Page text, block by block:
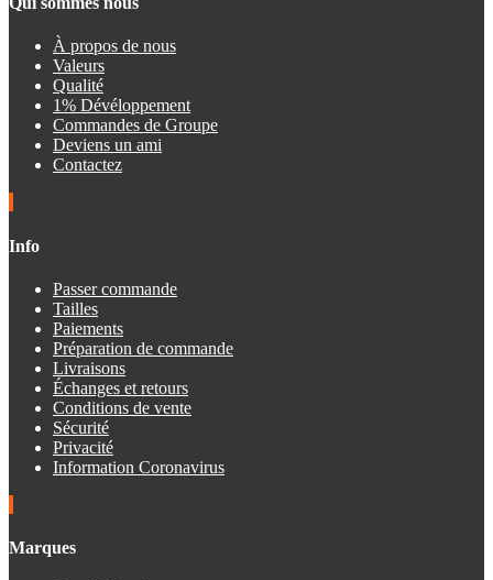
À propos de nous
Valeurs
Qualité
1% Dévéloppement
Commandes de Groupe
Deviens un ami
Contactez
Info
Passer commande
Tailles
Paiements
Préparation de commande
Livraisons
Échanges et retours
Conditions de vente
Sécurité
Privacité
Information Coronavirus
Marques